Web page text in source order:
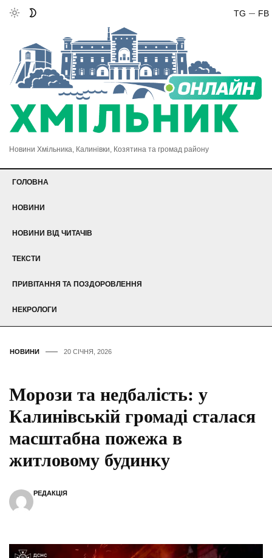
FB
TG
Новини Хмільника, Калинівки, Козятина та громад району
ГОЛОВНА
НОВИНИ
НОВИНИ ВІД ЧИТАЧІВ
ТЕКСТИ
ПРИВІТАННЯ ТА ПОЗДОРОВЛЕННЯ
НЕКРОЛОГИ
НОВИНИ 20 СІЧНЯ, 2026
Морози та недбалість: у
Калинівській громаді сталася
масштабна пожежа в
житловому будинку
РЕДАКЦІЯ